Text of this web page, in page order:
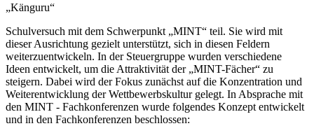
„Känguru“
Schulversuch mit dem Schwerpunkt „MINT“ teil. Sie wird mit
dieser Ausrichtung gezielt unterstützt, sich in diesen Feldern
weiterzuentwickeln. In der Steuergruppe wurden verschiedene
Ideen entwickelt, um die Attraktivität der „MINT-Fächer“ zu
steigern. Dabei wird der Fokus zunächst auf die Konzentration und
Weiterentwicklung der Wettbewerbskultur gelegt. In Absprache mit
den MINT - Fachkonferenzen wurde folgendes Konzept entwickelt
und in den Fachkonferenzen beschlossen: